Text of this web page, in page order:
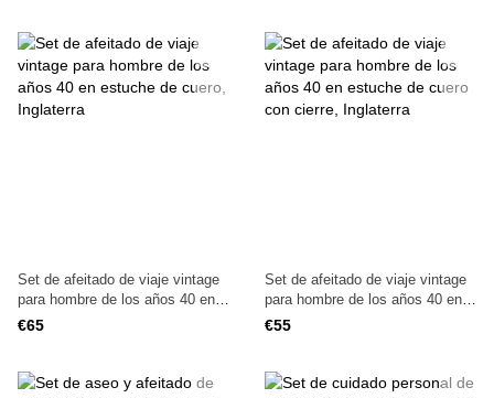
Set de afeitado de viaje vintage
para hombre de los años 40 en
estuche de cuero, Inglaterra
€65
Set de afeitado de viaje vintage
para hombre de los años 40 en
estuche de cuero con cierre,
€55